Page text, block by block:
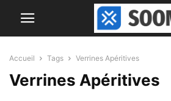
Accueil Tags Verrines Apéritives
Verrines Apéritives